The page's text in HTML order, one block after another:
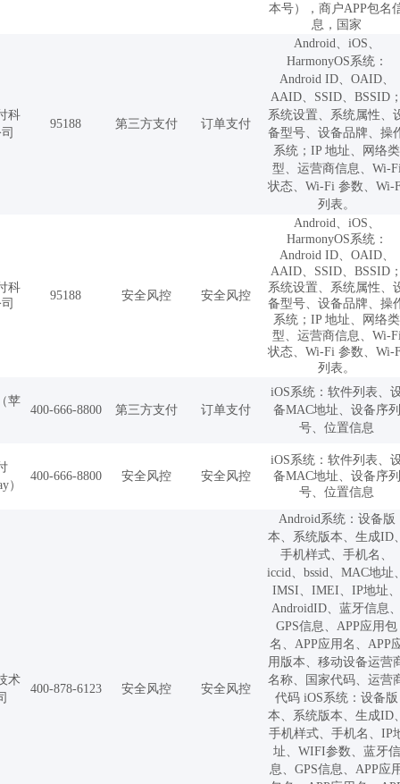
本号），商户APP包名
息，国家
科
95188 第三方支付 订单支付
Android、iOS、
HarmonyOS系统：
Android ID、OAID、
AAID、SSID、BSSID
系统设置、系统属性、
备型号、设备品牌、操
系统；IP 地址、网络类
型、运营商信息、Wi-
状态、Wi-Fi 参数、Wi-
列表。
科
95188 安全风控 安全风控
Android、iOS、
HarmonyOS系统：
Android ID、OAID、
AAID、SSID、BSSID
系统设置、系统属性、
备型号、设备品牌、操
系统；IP 地址、网络类
型、运营商信息、Wi-
状态、Wi-Fi 参数、Wi-
列表。
苹
400-666-8800 第三方支付 订单支付
iOS系统：软件列表、
备MAC地址、设备序列
号、位置信息
）
400-666-8800 安全风控 安全风控
iOS系统：软件列表、
备MAC地址、设备序列
号、位置信息
术
400-878-6123 安全风控 安全风控
Android系统：设备版
本、系统版本、生成ID
手机样式、手机名、
iccid、bssid、MAC地址
IMSI、IMEI、IP地址、
AndroidID、蓝牙信息
GPS信息、APP应用包
名、APP应用名、APP
用版本、移动设备运营
名称、国家代码、运营
代码 iOS系统：设备版
本、系统版本、生成ID
手机样式、手机名、IP
址、WIFI参数、蓝牙信
息、GPS信息、APP应